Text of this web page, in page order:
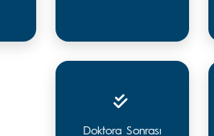
Doktora Sonrası